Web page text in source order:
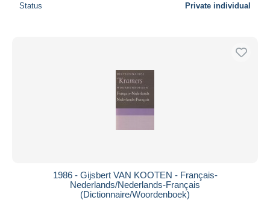
Status Private individual
1986 - Gijsbert VAN KOOTEN - Français-
Nederlands/Nederlands-Français
(Dictionnaire/Woordenboek)